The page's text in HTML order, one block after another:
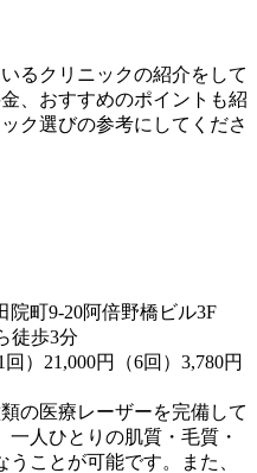
るクリニックの紹介をして
、おすすめのポイントも紹
ク選びの参考にしてくださ
院町9-20阿倍野橋ビル3F
徒歩3分
回）21,000円（6回）3,780円
の医療レーザーを完備して
人ひとりの肌質・毛質・
ことが可能です。また、